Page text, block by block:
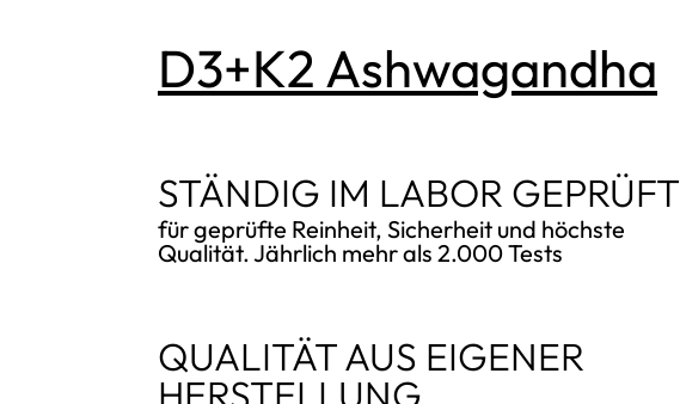
D3+K2 Ashwagandha
STÄNDIG IM LABOR GEPRÜFT
für geprüfte Reinheit, Sicherheit und höchste
Qualität. Jährlich mehr als 2.000 Tests
QUALITÄT AUS EIGENER
HERSTELLUNG